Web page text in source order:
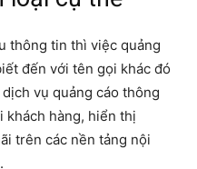
thông tin thì việc quảng
đến với tên gọi khác đó
vụ quảng cáo thông
khách hàng, hiển thị
trên các nền tảng nội